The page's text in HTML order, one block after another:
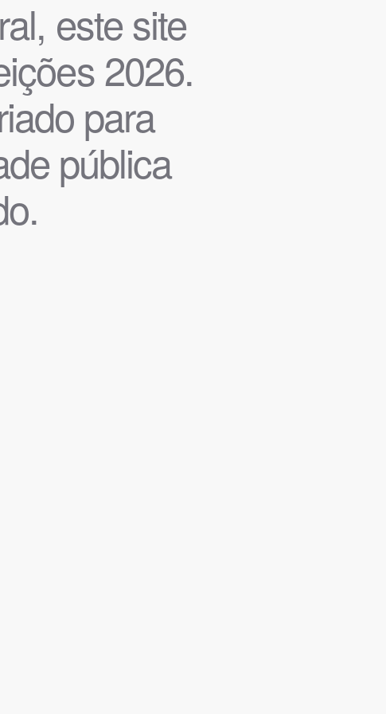
este site
2026.
para
pública